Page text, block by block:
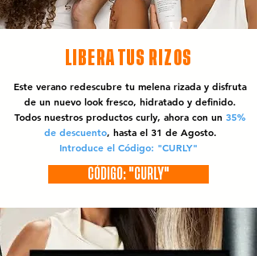
LIBERA TUS RIZOS
Este verano redescubre tu melena rizada y disfruta
de un nuevo look fresco, hidratado y definido.
Todos nuestros productos curly, ahora con un 35%
de descuento, hasta el 31 de Agosto.
Introduce el Código: "CURLY"
CÓDIGO: "CURLY"